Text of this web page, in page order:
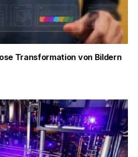
Transformation von Bildern